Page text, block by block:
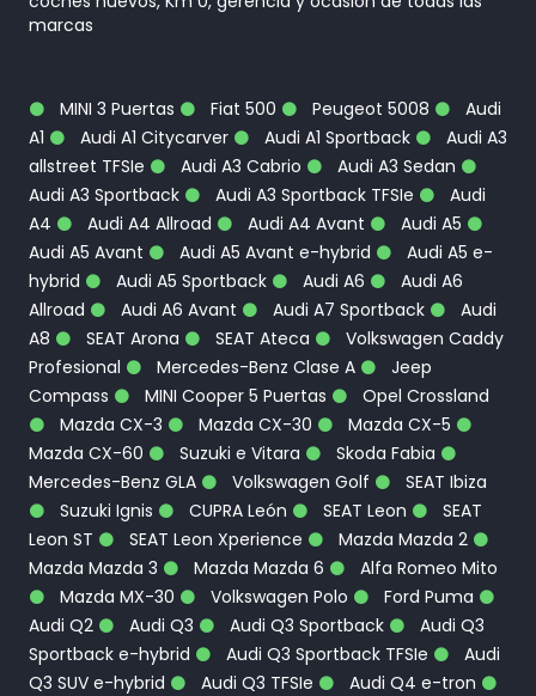
marcas
MINI 3 Puertas Fiat 500 Peugeot 5008
Audi
A1
Audi A1 Citycarver Audi A1 Sportback
Audi A3
allstreet TFSIe
Audi A3 Cabrio
Audi A3 Sedan
Audi A3 Sportback
Audi A3 Sportback TFSIe
Audi
A4
Audi A4 Allroad Audi A4 Avant
Audi A5
Audi A5 Avant
Audi A5 Avant e-hybrid
Audi A5 e-
hybrid
Audi A5 Sportback Audi A6
Audi A6
Allroad
Audi A6 Avant Audi A7 Sportback
Audi
A8
SEAT Arona SEAT Ateca
Volkswagen Caddy
Profesional
Mercedes-Benz Clase A
Jeep
Compass
MINI Cooper 5 Puertas
Opel Crossland
Mazda CX-3
Mazda CX-30
Mazda CX-5
Mazda CX-60
Suzuki e Vitara
Skoda Fabia
Mercedes-Benz GLA
Volkswagen Golf
SEAT Ibiza
Suzuki Ignis
CUPRA León SEAT Leon
SEAT
Leon ST
SEAT Leon Xperience
Mazda Mazda 2
Mazda Mazda 3
Mazda Mazda 6
Alfa Romeo Mito
Mazda MX-30
Volkswagen Polo
Ford Puma
Audi Q2
Audi Q3 Audi Q3 Sportback
Audi Q3
Sportback e-hybrid
Audi Q3 Sportback TFSIe
Audi
Q3 SUV e-hybrid
Audi Q3 TFSIe
Audi Q4 e-tron